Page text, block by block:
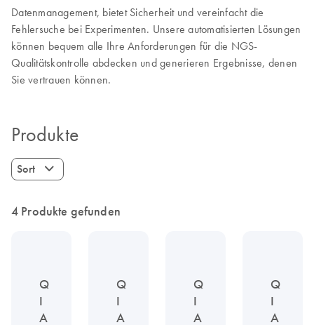
Datenmanagement, bietet Sicherheit und vereinfacht die
Fehlersuche bei Experimenten. Unsere automatisierten Lösungen
können bequem alle Ihre Anforderungen für die NGS-
Qualitätskontrolle abdecken und generieren Ergebnisse, denen
Sie vertrauen können.
Produkte
Sort
4 Produkte gefunden
Q
I
A
Q
I
A
Q
I
A
Q
I
A